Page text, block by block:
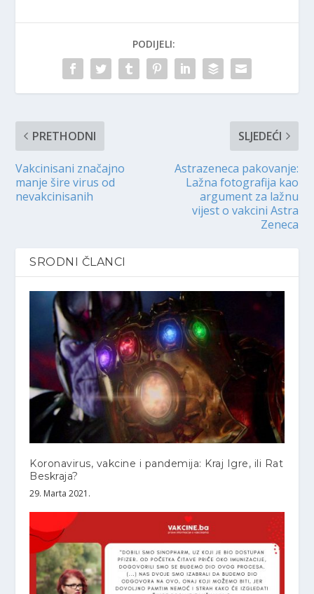
PODIJELI:
PRETHODNI
Vakcinisani značajno
manje šire virus od
nevakcinisanih
SLJEDEĆI
Astrazeneca pakovanje:
Lažna fotografija kao
argument za lažnu
vijest o vakcini Astra
Zeneca
SRODNI ČLANCI
Koronavirus, vakcine i pandemija: Kraj Igre, ili Rat
Beskraja?
29. Marta 2021.